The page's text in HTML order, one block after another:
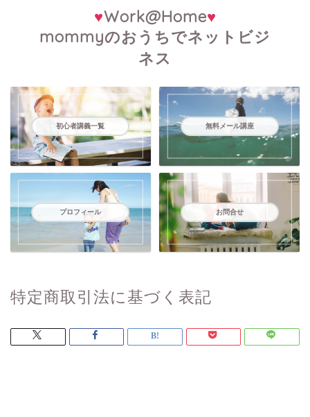
♥Work@Home♥
mommyのおうちでネットビジ
ネス
初心者講義一覧 無料メール講座
プロフィール お問合せ
特定商取引法に基づく表記